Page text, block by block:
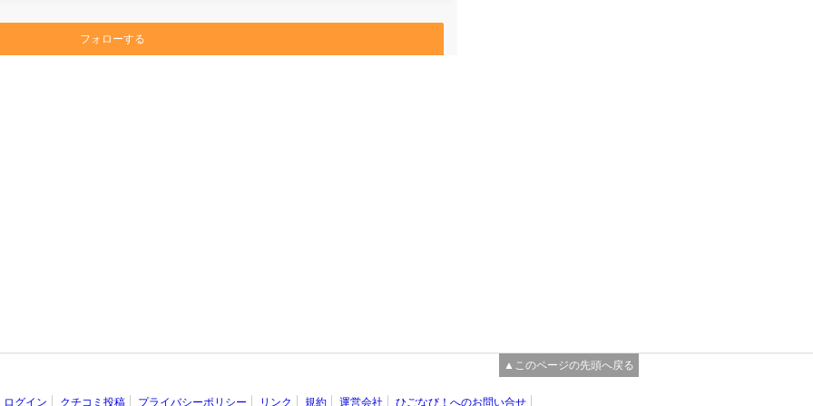
フォローする
▲このページの先頭へ戻る
ログイン クチコミ投稿 プライバシーポリシー リンク 規約 運営会社 ひごなび！へのお問い合せ